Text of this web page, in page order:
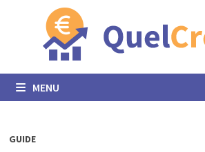
MENU
GUIDE